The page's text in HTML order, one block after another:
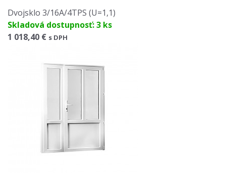
Dvojsklo 3/16A/4TPS (U=1,1)
Skladová dostupnosť: 3 ks
1 018,40 € s DPH